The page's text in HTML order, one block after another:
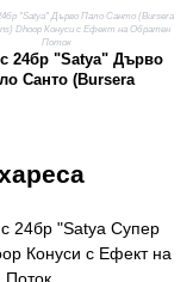
24бр "Satya" Дърво
Санто (Bursera